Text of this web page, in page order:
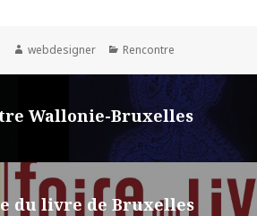
Auteur
webdesigner Catégories
Rencontre
Wallonie-Bruxelles
du livre de Bruxelles